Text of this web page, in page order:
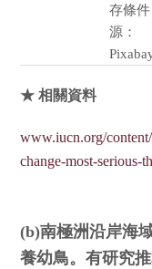
存條
源：
★ 相關資料
www.iucn.org/
change-most-serious-
(b)南極洲沿岸海
養幼鳥。有研究